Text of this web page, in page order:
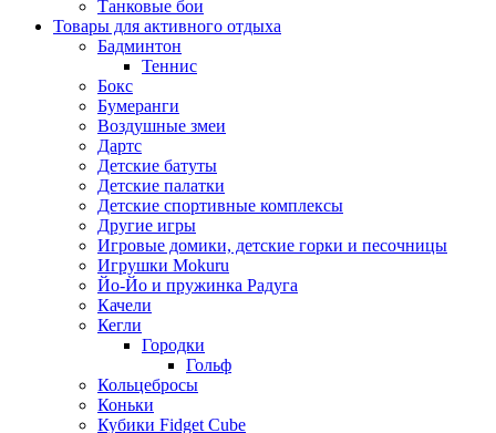
Танковые бои
Товары для активного отдыха
Бадминтон
Теннис
Бокс
Бумеранги
Воздушные змеи
Дартс
Детские батуты
Детские палатки
Детские спортивные комплексы
Другие игры
Игровые домики, детские горки и песочницы
Игрушки Mokuru
Йо-Йо и пружинка Радуга
Качели
Кегли
Городки
Гольф
Кольцебросы
Коньки
Кубики Fidget Cube